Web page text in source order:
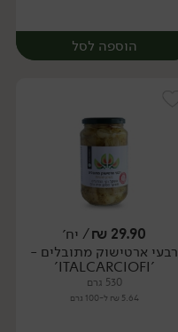
הוספה לסל
יח׳
29.90
₪/ יח׳
רבעי ארטישוק מתובלים -
'ITALCARCIOFI'
530 גרם
5.64 ₪ ל-100 גרם